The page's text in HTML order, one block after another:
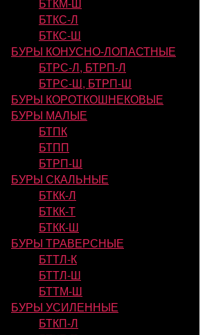
БТКС-Л
БТКС-Ш
БУРЫ КОНУСНО-ЛОПАСТНЫЕ
БТРС-Л, БТРП-Л
БТРС-Ш, БТРП-Ш
БУРЫ КОРОТКОШНЕКОВЫЕ
БУРЫ МАЛЫЕ
БТПК
БТПП
БТРП-Ш
БУРЫ СКАЛЬНЫЕ
БТКК-Л
БТКК-Т
БТКК-Ш
БУРЫ ТРАВЕРСНЫЕ
БТТЛ-К
БТТЛ-Ш
БТТМ-Ш
БУРЫ УСИЛЕННЫЕ
БТКП-Л